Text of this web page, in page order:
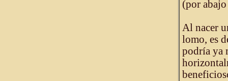
(por
Al nacer
lomo, es
podría ya